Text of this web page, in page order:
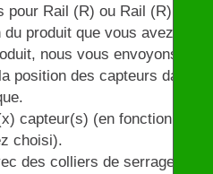
pour Rail (R) ou Rail (R) et
produit que vous avez
nous vous envoyons
position des capteurs dans
capteur(s) (en fonction du
choisi).
des colliers de serrage et